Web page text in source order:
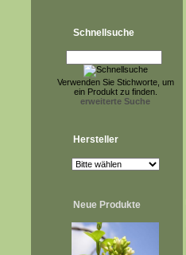
Schnellsuche
Verwenden Sie Stichworte, um
ein Produkt zu finden.
erweiterte Suche
Hersteller
Neue Produkte